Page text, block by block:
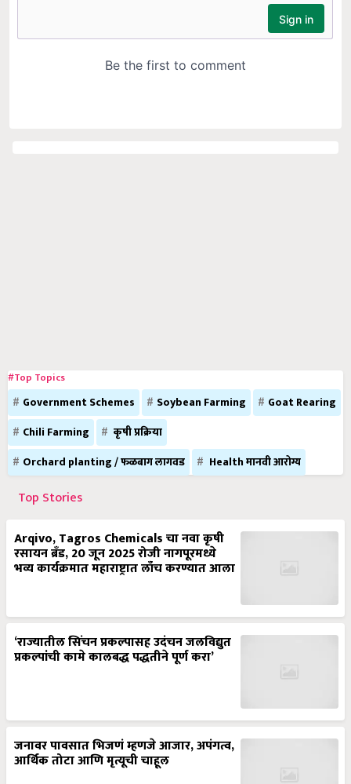
#Top Topics
Government Schemes Soybean Farming
Goat Rearing
Chili Farming
कृषी प्रक्रिया
Orchard planting / फळबाग लागवड
Health मानवी आरोग्य
Top Stories
Arqivo, Tagros Chemicals चा नवा कृषी
रसायन ब्रँड, 20 जून 2025 रोजी नागपूरमध्ये
भव्य कार्यक्रमात महाराष्ट्रात लाँच करण्यात आला
‘राज्यातील सिंचन प्रकल्पासह उदंचन जलविद्युत
प्रकल्पांची कामे कालबद्ध पद्धतीने पूर्ण करा’
जनावर पावसात भिजणं म्हणजे आजार, अपंगत्व,
आर्थिक तोटा आणि मृत्यूची चाहूल